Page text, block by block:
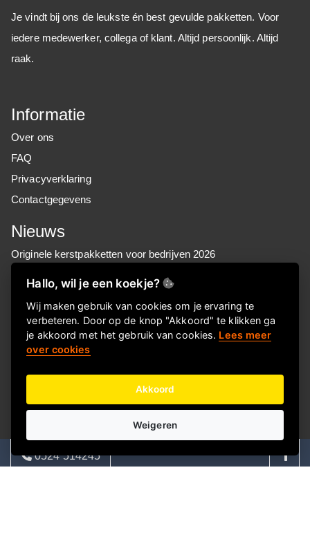
Je vindt bij ons de leukste én best gevulde pakketten. Voor
iedere medewerker, collega of klant. Altijd persoonlijk. Altijd
raak.
Informatie
Over ons
FAQ
Privacyverklaring
Contactgegevens
Nieuws
Originele kerstpakketten voor bedrijven 2026
Wat is het populairste kerstpakket voor bedrijven?
Kerstpakketten-2026
Duurzame kerstpakketten
Kerstpakketten met keuze
Kerstpakketten 50 euro
Kerstpakketten voor retail
Kerstpakketten voor zorg
0524 514245
Hallo, wil je een koekje?
Wij maken gebruik van cookies om je ervaring te
verbeteren. Door op de knop "Akkoord" te klikken ga
je akkoord met het gebruik van cookies. Lees meer
over cookies
Akkoord
Weigeren